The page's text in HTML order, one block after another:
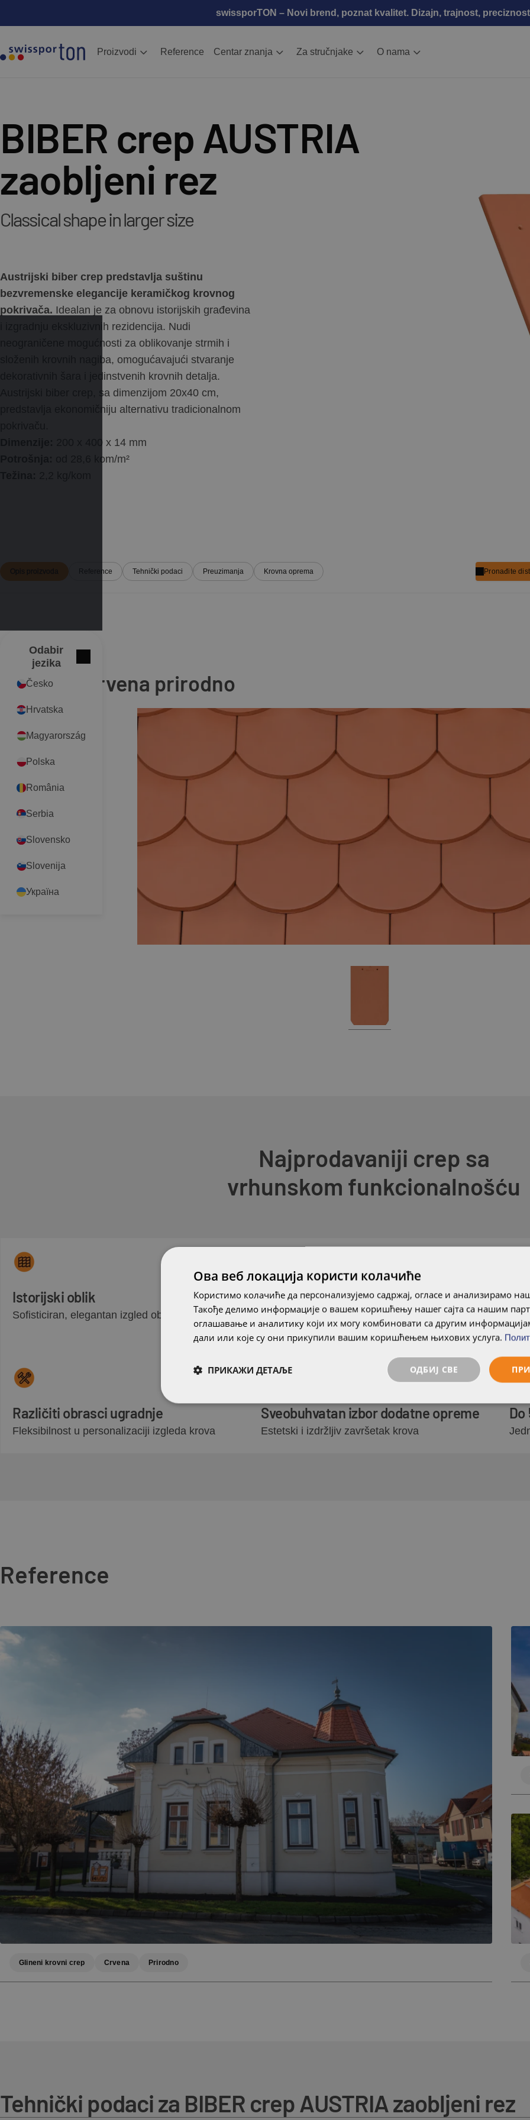
swissporTON – Novi brend, poznat kvalitet. Dizajn, trajnost,
Proizvodi Reference Centar znanja Za stručnjake O nama
BIBER crep AUSTRIA
zaobljeni rez
Classical shape in larger size
Austrijski biber crep predstavlja suštinu
bezvremenske elegancije keramičkog krovnog
pokrivača. Idealan je za obnovu istorijskih građevina
i izgradnju ekskluzivnih rezidencija. Nudi
neograničene mogućnosti za oblikovanje strmih i
složenih krovnih nagiba, omogućavajući stvaranje
dekorativnih šara i jedinstvenih krovnih detalja.
Austrijski biber crep, sa dimenzijom 20x40 cm,
predstavlja ekonomičniju alternativu tradicionalnom
200 x 400 x 14 mm
od 28,6 kom/m²
Pronađite
Opis proizvoda Reference Tehnički podaci Preuzimanja Krovna oprema
Prirodno crvena prirodno
Najprodavaniji crep sa
vrhunskom funkcionalnošću
Istorijski oblik
Sofisticiran, elegantan izgled objekta
Univerzalna upotreba
Za renoviranje istorijskih objekata i modernih
Različiti obrasci ugradnje
Fleksibilnost u personalizaciji izgleda krova
Sveobuhvatan izbor dodatne opreme
Estetski i izdržljiv završetak krova
Reference
Glineni krovni crep Crvena Prirodno
Tehnički podaci za BIBER crep AUSTRIA zaobljeni rez
Odabir
jezika
International
Česko
Hrvatska
Magyarország
Polska
România
Serbia
Slovensko
Slovenija
Україна
Ова веб локација користи колачиће
Користимо колачиће да персонализујемо садржај, огласе и анализирамо
Такође делимо информације о вашем коришћењу нашег сајта са нашим
оглашавање и аналитику који их могу комбиновати са другим
дали или које су они прикупили вашим коришћењем њихових услуга.
ОДБИЈ СВЕ
ПРИКАЖИ ДЕТАЉЕ